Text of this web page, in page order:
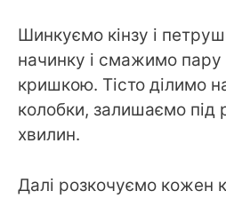
Шинкуємо кінзу і
начинку і смажимо пару
кришкою. Тісто ділимо
колобки, залишаємо під
хвилин.
Далі розкочуємо кожен